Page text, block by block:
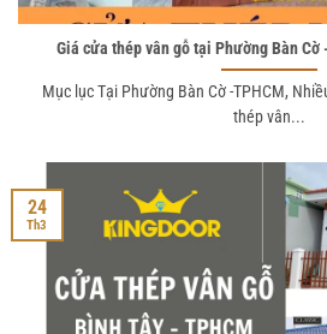
Giá cửa thép vân gỗ tại Phường Bàn
Mục lục Tại Phường Bàn Cờ -TPHCM,
thép vân...
24
Th3